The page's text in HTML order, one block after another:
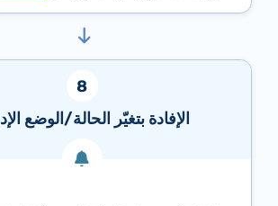
الإفادة بتغيّر الحالة/الوضع الإداري